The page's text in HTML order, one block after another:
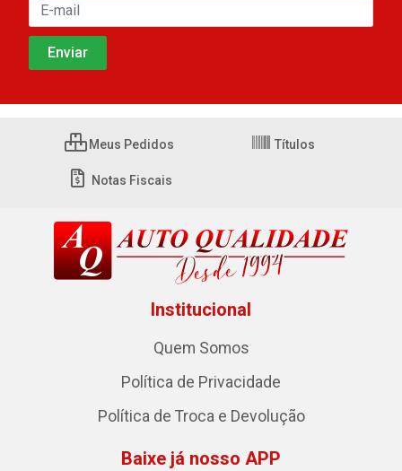
Meus Pedidos Títulos
Notas Fiscais
Institucional
Quem Somos
Política de Privacidade
Política de Troca e Devolução
Baixe já nosso APP